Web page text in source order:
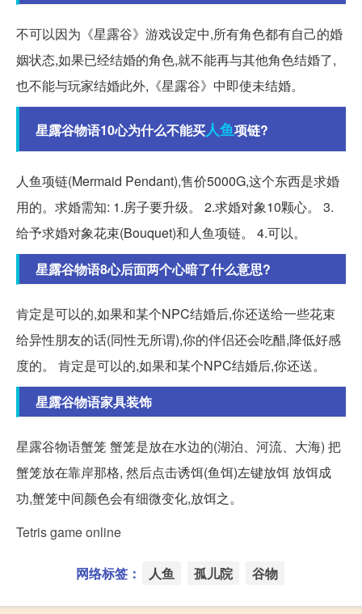
不可以因为《星露谷》游戏设定中,所有角色都有自己的婚
姻状态,如果已经结婚的角色,就不能再与其他角色结婚了,
也不能与玩家结婚此外,《星露谷》中即使未结婚。
星露谷物语10心为什么不能买人鱼项链?
人鱼项链(Mermaid Pendant),售价5000G,这个东西是求婚
用的。求婚需知: 1.房子要升级。 2.求婚对象10颗心。 3.
给予求婚对象花束(Bouquet)和人鱼项链。 4.可以。
星露谷物语8心后面两个心暗了什么意思?
肯定是可以的,如果和某个NPC结婚后,你还送给一些花束
给异性朋友的话(同性无所谓),你的伴侣还会吃醋,降低好感
度的。 肯定是可以的,如果和某个NPC结婚后,你还送。
星露谷物语家具装饰
星露谷物语蟹笼 蟹笼是放在水边的(湖泊、河流、大海) 把
蟹笼放在靠岸那格, 然后点击诱饵(鱼饵)左键放饵 放饵成
功,蟹笼中间颜色会有细微变化,放饵之。
Tetris game online
网络标签： 人鱼 孤儿院 谷物